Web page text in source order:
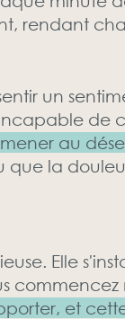
rendant
un
de
au
que la
Elle
et